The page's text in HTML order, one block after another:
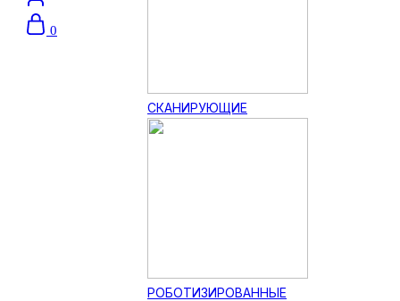
0
СКАНИРУЮЩИЕ
РОБОТИЗИРОВАННЫЕ